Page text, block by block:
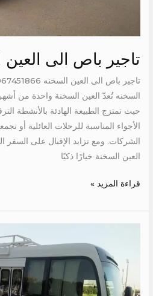
تاجير باص الى العين
السخنه تُعدّ العين السخنة واحدة من
حيث تمتزج الطبيعة الهادئة بالأنشطة
الأجواء المناسبة للرحلات العائلية أو
الشركات. ومع تزايد الإقبال على السفر
العين السخنة خيارًا ذكيًا
قراءة المزيد »
كوستر
دهب